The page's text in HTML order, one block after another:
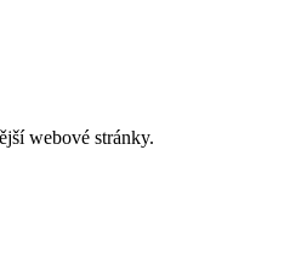
webové stránky.